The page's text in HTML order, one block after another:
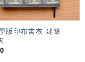
版印布書衣-建築